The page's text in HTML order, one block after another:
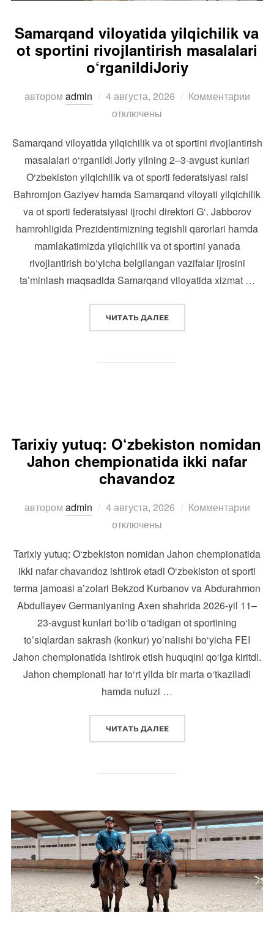
Samarqand viloyatida yilqichilik va
ot sportini rivojlantirish masalalari
o‘rganildiJoriy
автором admin Опубликовано
4 августа, 2026
Комментарии
отключены
Samarqand viloyatida yilqichilik va ot sportini rivojlantirish
masalalari o‘rganildi Joriy yilning 2–3-avgust kunlari
O‘zbekiston yilqichilik va ot sporti federatsiyasi raisi
Bahromjon Gaziyev hamda Samarqand viloyati yilqichilik
va ot sporti federatsiyasi ijrochi direktori G‘. Jabborov
hamrohligida Prezidentimizning tegishli qarorlari hamda
mamlakatimizda yilqichilik va ot sportini yanada
rivojlantirish bo‘yicha belgilangan vazifalar ijrosini
ta’minlash maqsadida Samarqand viloyatida xizmat …
ЧИТАТЬ ДАЛЕЕ“SAMARQAND
Tarixiy yutuq: O‘zbekiston nomidan
Jahon chempionatida ikki nafar
chavandoz
автором admin Опубликовано
4 августа, 2026
Комментарии
отключены
Tarixiy yutuq: O‘zbekiston nomidan Jahon chempionatida
ikki nafar chavandoz ishtirok etadi O‘zbekiston ot sporti
terma jamoasi a’zolari Bekzod Kurbanov va Abdurahmon
Abdullayev Germaniyaning Axen shahrida 2026-yil 11–
23-avgust kunlari bo‘lib o‘tadigan ot sportining
to’siqlardan sakrash (konkur) yo’nalishi bo‘yicha FEI
Jahon chempionatida ishtirok etish huquqini qo‘lga kiritdi.
Jahon chempionati har to‘rt yilda bir marta o‘tkaziladi
hamda nufuzi …
ЧИТАТЬ ДАЛЕЕ“TARIXIY YUTUQ: